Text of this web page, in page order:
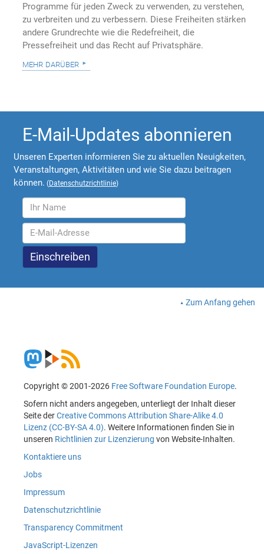
Programme für jeden Zweck zu verwenden, zu verstehen,
zu verbreiten und zu verbessern. Diese Freiheiten stärken
andere Grundrechte wie die Redefreiheit, die
Pressefreiheit und das Recht auf Privatsphäre.
mehr darüber
E-Mail-Updates abonnieren
Unseren Experten informieren Sie zu aktuellen Neuigkeiten,
Veranstaltungen, Aktivitäten und wie Sie dazu beitragen
können. (Datenschutzrichtlinie)
Zum Anfang gehen
Copyright © 2001-2026 Free Software Foundation Europe.
Sofern nicht anders angegeben, unterliegt der Inhalt dieser
Seite derCreative Commons Attribution Share-Alike 4.0
Lizenz (CC-BY-SA 4.0). Weitere Informationen finden Sie in
unseren Richtlinien zur Lizenzierung von Website-Inhalten.
Kontaktiere uns
Jobs
Impressum
Datenschutzrichtlinie
Transparency Commitment
JavaScript-Lizenzen